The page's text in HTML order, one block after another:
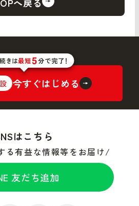
今すぐはじめる
はこちら
る有益な情報等をお届け
友だち追加